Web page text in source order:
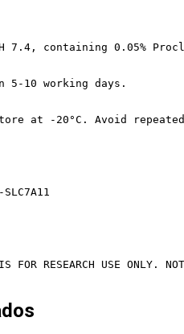
7.4, containing 0.05%
5-10 working days.
at -20°C. Avoid
FOR RESEARCH USE ONLY.